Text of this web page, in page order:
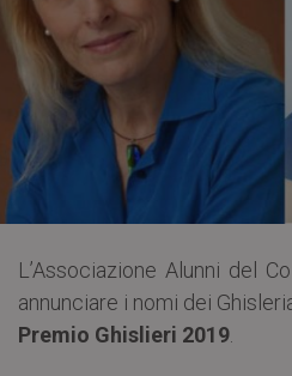
L’Associazione Alunni del
annunciare i nomi dei
Premio Ghislieri 2019